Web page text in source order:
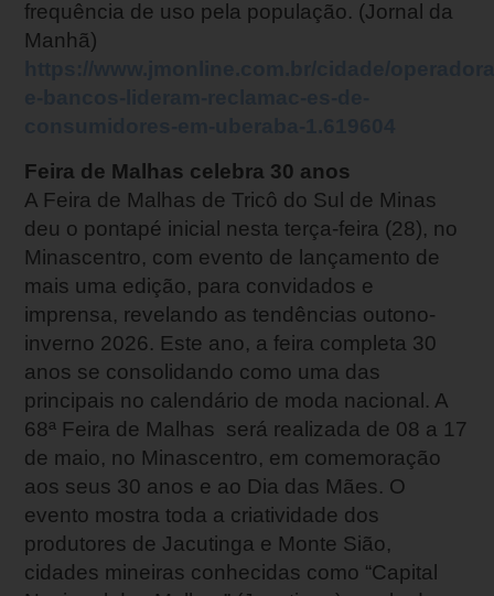
frequência de uso pela população. (Jornal da
Manhã)
Feira de Malhas celebra 30 anos
A Feira de Malhas de Tricô do Sul de Minas
deu o pontapé inicial nesta terça-feira (28), no
Minascentro, com evento de lançamento de
mais uma edição, para convidados e
imprensa, revelando as tendências outono-
inverno 2026. Este ano, a feira completa 30
anos se consolidando como uma das
principais no calendário de moda nacional. A
68ª Feira de Malhas será realizada de 08 a 17
de maio, no Minascentro, em comemoração
aos seus 30 anos e ao Dia das Mães. O
evento mostra toda a criatividade dos
produtores de Jacutinga e Monte Sião,
cidades mineiras conhecidas como “Capital